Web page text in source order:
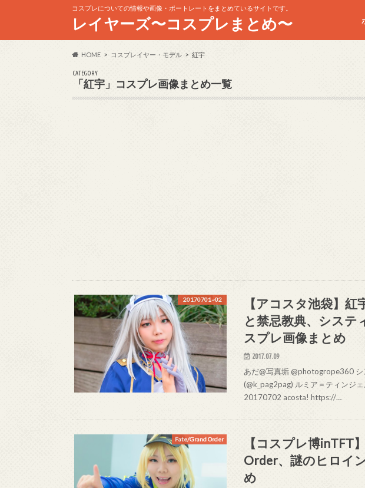
コスプレについての情報や画像・ポートレートをまとめているサイトです。
レイヤーズ〜コスプレまとめ〜
HOME コスプレイヤー・モデル 紅宇
CATEGORY
「紅宇」コスプレ画像まとめ一覧
20170701~02
【アコスタ池袋】
と禁忌教典、システ
スプレ画像まとめ
2017.07.09
あだ@写真垢 @photogrope360
(@k_pag2pag) ルミア＝ティンジ
20170702 acosta! https://…
Fate/Grand Order
【コスプレ博inTFT
Order、謎のヒロイ
め